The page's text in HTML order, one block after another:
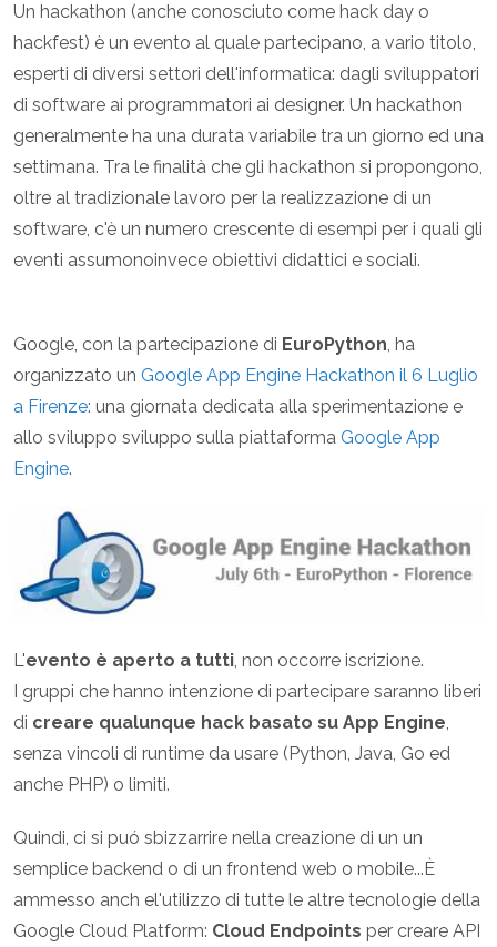
Un hackathon (anche conosciuto come hack day o
hackfest) è un evento al quale partecipano, a vario titolo,
esperti di diversi settori dell'informatica: dagli sviluppatori
di software ai programmatori ai designer. Un hackathon
generalmente ha una durata variabile tra un giorno ed una
settimana. Tra le finalità che gli hackathon si propongono,
oltre al tradizionale lavoro per la realizzazione di un
software, c'è un numero crescente di esempi per i quali gli
eventi assumonoinvece obiettivi didattici e sociali.
Google, con la partecipazione di EuroPython, ha
organizzato un Google App Engine Hackathon il 6 Luglio
a Firenze: una giornata dedicata alla sperimentazione e
allo sviluppo sviluppo sulla piattaforma Google App
Engine.
L'evento è aperto a tutti, non occorre iscrizione.
I gruppi che hanno intenzione di partecipare saranno liberi
di creare qualunque hack basato su App Engine,
senza vincoli di runtime da usare (Python, Java, Go ed
anche PHP) o limiti.
Quindi, ci si puó sbizzarrire nella creazione di un un
semplice backend o di un frontend web o mobile...È
ammesso anch el'utilizzo di tutte le altre tecnologie della
Google Cloud Platform: Cloud Endpoints per creare API